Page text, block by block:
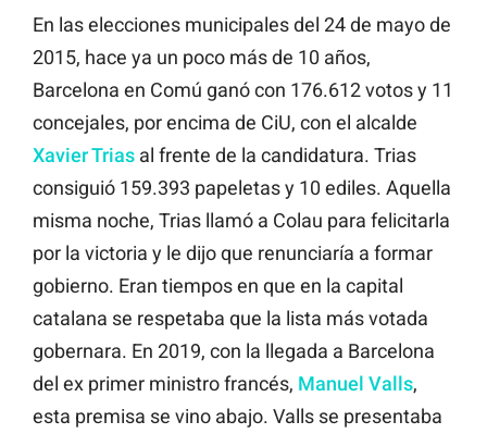
En las elecciones municipales del 24 de mayo de
2015, hace ya un poco más de 10 años,
Barcelona en Comú ganó con 176.612 votos y 11
concejales, por encima de CiU, con el alcalde
Xavier Trias al frente de la candidatura. Trias
consiguió 159.393 papeletas y 10 ediles. Aquella
misma noche, Trias llamó a Colau para felicitarla
por la victoria y le dijo que renunciaría a formar
gobierno. Eran tiempos en que en la capital
catalana se respetaba que la lista más votada
gobernara. En 2019, con la llegada a Barcelona
del ex primer ministro francés, Manuel Valls,
esta premisa se vino abajo. Valls se presentaba